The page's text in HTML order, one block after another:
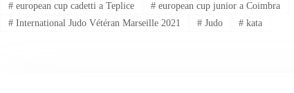
#european cup cadetti a Teplice #european cup junior a Coimbra
#International Judo Vétéran Marseille 2021 #Judo # kata